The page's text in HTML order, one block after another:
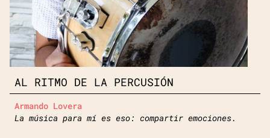
AL RITMO DE LA PERCUSIÓN
Armando Lovera
La música para mí es eso: compartir emociones.